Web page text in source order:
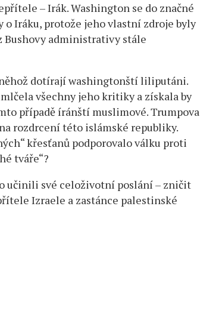
– Irák. Washington se do značné
Iráku, protože jeho vlastní zdroje byly
Bushovy administrativy stále
dotírají washingtonští liliputáni.
všechny jeho kritiky a získala by
případě íránští muslimové. Trumpova
rozdrcení této islámské republiky.
křesťanů podporovalo válku proti
tváře“?
učinili své celoživotní poslání – zničit
Izraele a zastánce palestinské